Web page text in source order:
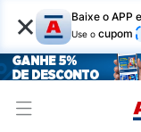
× Baixe o APP
Use o cupom